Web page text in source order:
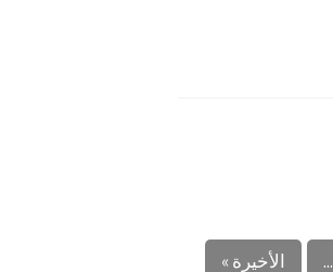
... الأخيرة »